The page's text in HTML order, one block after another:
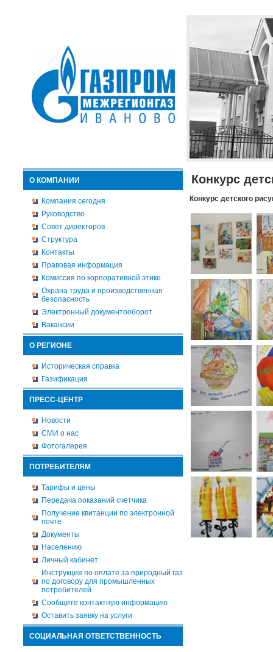
О КОМПАНИИ
Компания сегодня
Руководство
Совет директоров
Структура
Контакты
Правовая информация
Комиссия по корпоративной этике
Охрана труда и производственная
безопасность
Электронный документооборот
Вакансии
О РЕГИОНЕ
Историческая справка
Газификация
ПРЕСС-ЦЕНТР
Новости
СМИ о нас
Фотогалерея
ПОТРЕБИТЕЛЯМ
Тарифы и цены
Передача показаний счетчика
Получение квитанции по электронной
почте
Документы
Населению
Личный кабинет
Инструкция по оплате за природный газ
по договору для промышленных
потребителей
Сообщите контактную информацию
Оставить заявку на услуги
СОЦИАЛЬНАЯ ОТВЕТСТВЕННОСТЬ
Конкурс
Конкурс детского